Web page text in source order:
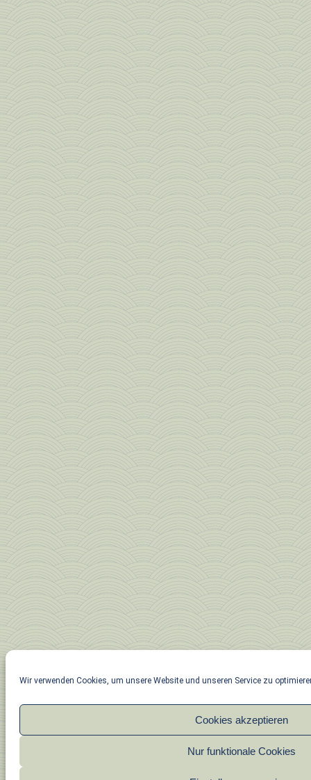
Wir verwenden Cookies, um unsere Website und unseren Service zu
Cookies akzeptieren
Nur funktionale Cookies